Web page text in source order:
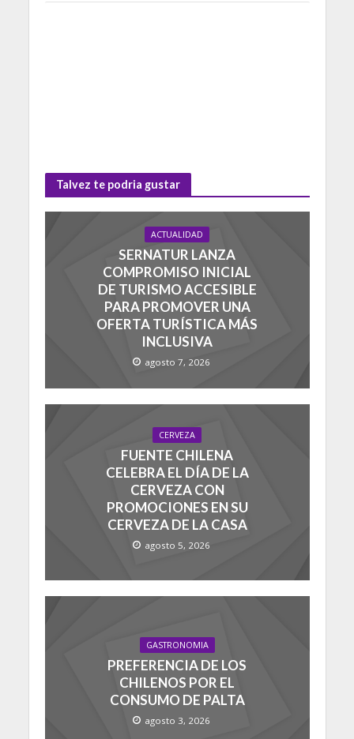
Talvez te podria gustar
ACTUALIDAD
SERNATUR LANZA
COMPROMISO INICIAL
DE TURISMO ACCESIBLE
PARA PROMOVER UNA
OFERTA TURÍSTICA MÁS
INCLUSIVA
agosto 7, 2026
CERVEZA
FUENTE CHILENA
CELEBRA EL DÍA DE LA
CERVEZA CON
PROMOCIONES EN SU
CERVEZA DE LA CASA
agosto 5, 2026
GASTRONOMIA
PREFERENCIA DE LOS
CHILENOS POR EL
CONSUMO DE PALTA
agosto 3, 2026